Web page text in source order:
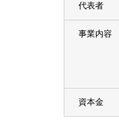
代表者
事業内容
資本金